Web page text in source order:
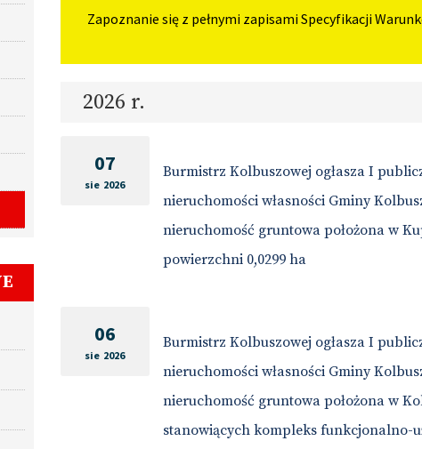
Zapoznanie się z pełnymi zapisami Specyfikacji
2026 r.
07
sie 2026
Burmistrz Kolbuszowej ogłasza I
nieruchomości własności Gminy
nieruchomość gruntowa położona w
powierzchni 0,0299 ha
06
sie 2026
Burmistrz Kolbuszowej ogłasza I
nieruchomości własności Gminy
nieruchomość gruntowa położona w
stanowiących kompleks funkcjonalno-